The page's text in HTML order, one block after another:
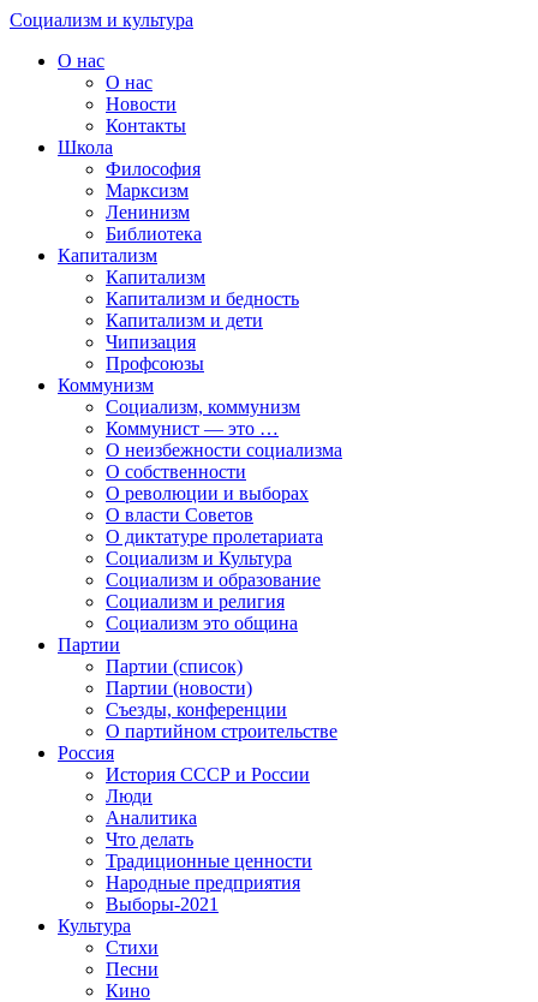
Skip
content
Социализм и культура
О нас
О нас
Новости
Контакты
Школа
Философия
Марксизм
Ленинизм
Библиотека
Капитализм
Капитализм
Капитализм и бедность
Капитализм и дети
Чипизация
Профсоюзы
Коммунизм
Социализм, коммунизм
Коммунист — это …
О неизбежности социализма
О собственности
О революции и выборах
О власти Советов
О диктатуре пролетариата
Социализм и Культура
Социализм и образование
Социализм и религия
Социализм это община
Партии
Партии (список)
Партии (новости)
Съезды, конференции
О партийном строительстве
Россия
История СССР и России
Люди
Аналитика
Что делать
Традиционные ценности
Народные предприятия
Выборы-2021
Культура
Стихи
Песни
Кино